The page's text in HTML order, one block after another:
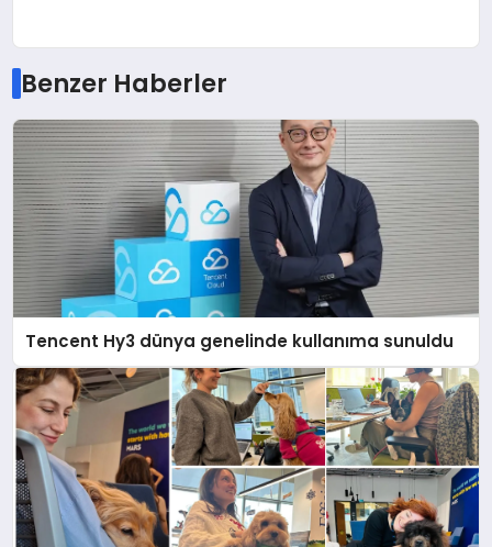
Benzer Haberler
Tencent Hy3 dünya genelinde kullanıma sunuldu